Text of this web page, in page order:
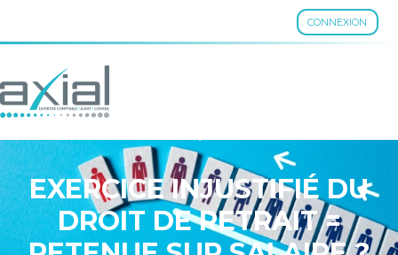
CONNEXION
Aller
au
EXERCICE INJUSTIFIÉ DU
DROIT DE RETRAIT =